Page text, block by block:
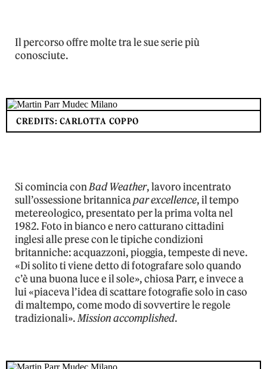
Il percorso offre molte tra le sue serie più
conosciute.
CREDITS: CARLOTTA COPPO
Si comincia conBad Weather, lavoro incentrato
sull’ossessione britannicapar excellence, il tempo
metereologico, presentato per la prima volta nel
1982. Foto in bianco e nero catturano cittadini
inglesi alle prese con le tipiche condizioni
britanniche: acquazzoni, pioggia, tempeste di neve.
«Di solito ti viene detto di fotografare solo quando
c’è una buona luce e il sole», chiosa Parr, e invece a
lui «piaceva l’idea di scattare fotografie solo in caso
di maltempo, come modo di sovvertire le regole
tradizionali».Mission accomplished.